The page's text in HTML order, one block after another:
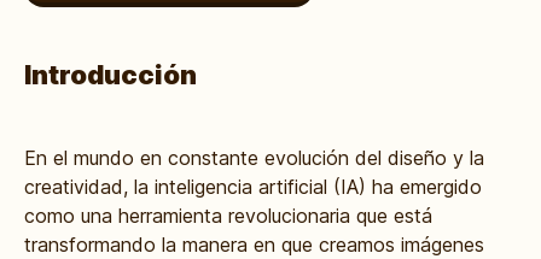
Introducción
En el mundo en constante evolución del diseño y la
creatividad, la inteligencia artificial (IA) ha emergido
como una herramienta revolucionaria que está
transformando la manera en que creamos imágenes